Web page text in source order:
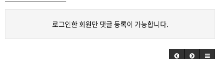
로그인한 회원만 댓글 등록이 가능합니다.